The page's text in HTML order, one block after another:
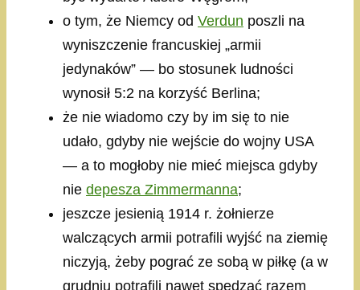
o tym, że Niemcy od Verdun poszli na
wyniszczenie francuskiej „armii
jedynaków” — bo stosunek ludności
wynosił 5:2 na korzyść Berlina;
że nie wiadomo czy by im się to nie
udało, gdyby nie wejście do wojny USA
— a to mogłoby nie mieć miejsca gdyby
nie depesza Zimmermanna;
jeszcze jesienią 1914 r. żołnierze
walczących armii potrafili wyjść na ziemię
niczyją, żeby pograć ze sobą w piłkę (a w
grudniu potrafili nawet spędzać razem